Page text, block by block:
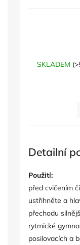
SKLADEM
Detailní
Použití:
před cvičením
ustřihněte a
přechodu
rytmické
posilovacích a